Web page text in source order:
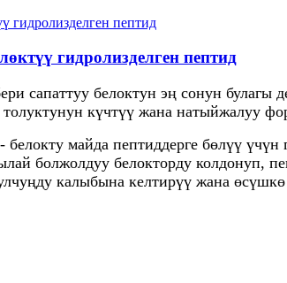
гидролизделген пептид
сапаттуу белоктун эң сонун булагы
күчтүү жана натыйжалуу
белокту майда пептиддерге бөлүү
болжолдуу белокторду колдонуп,
калыбына келтирүү жана